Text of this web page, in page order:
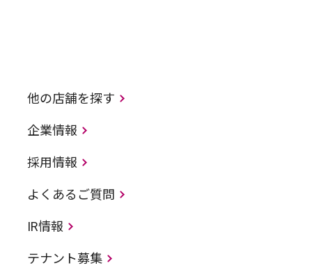
他の店舗を探す
企業情報
採用情報
よくあるご質問
IR情報
テナント募集